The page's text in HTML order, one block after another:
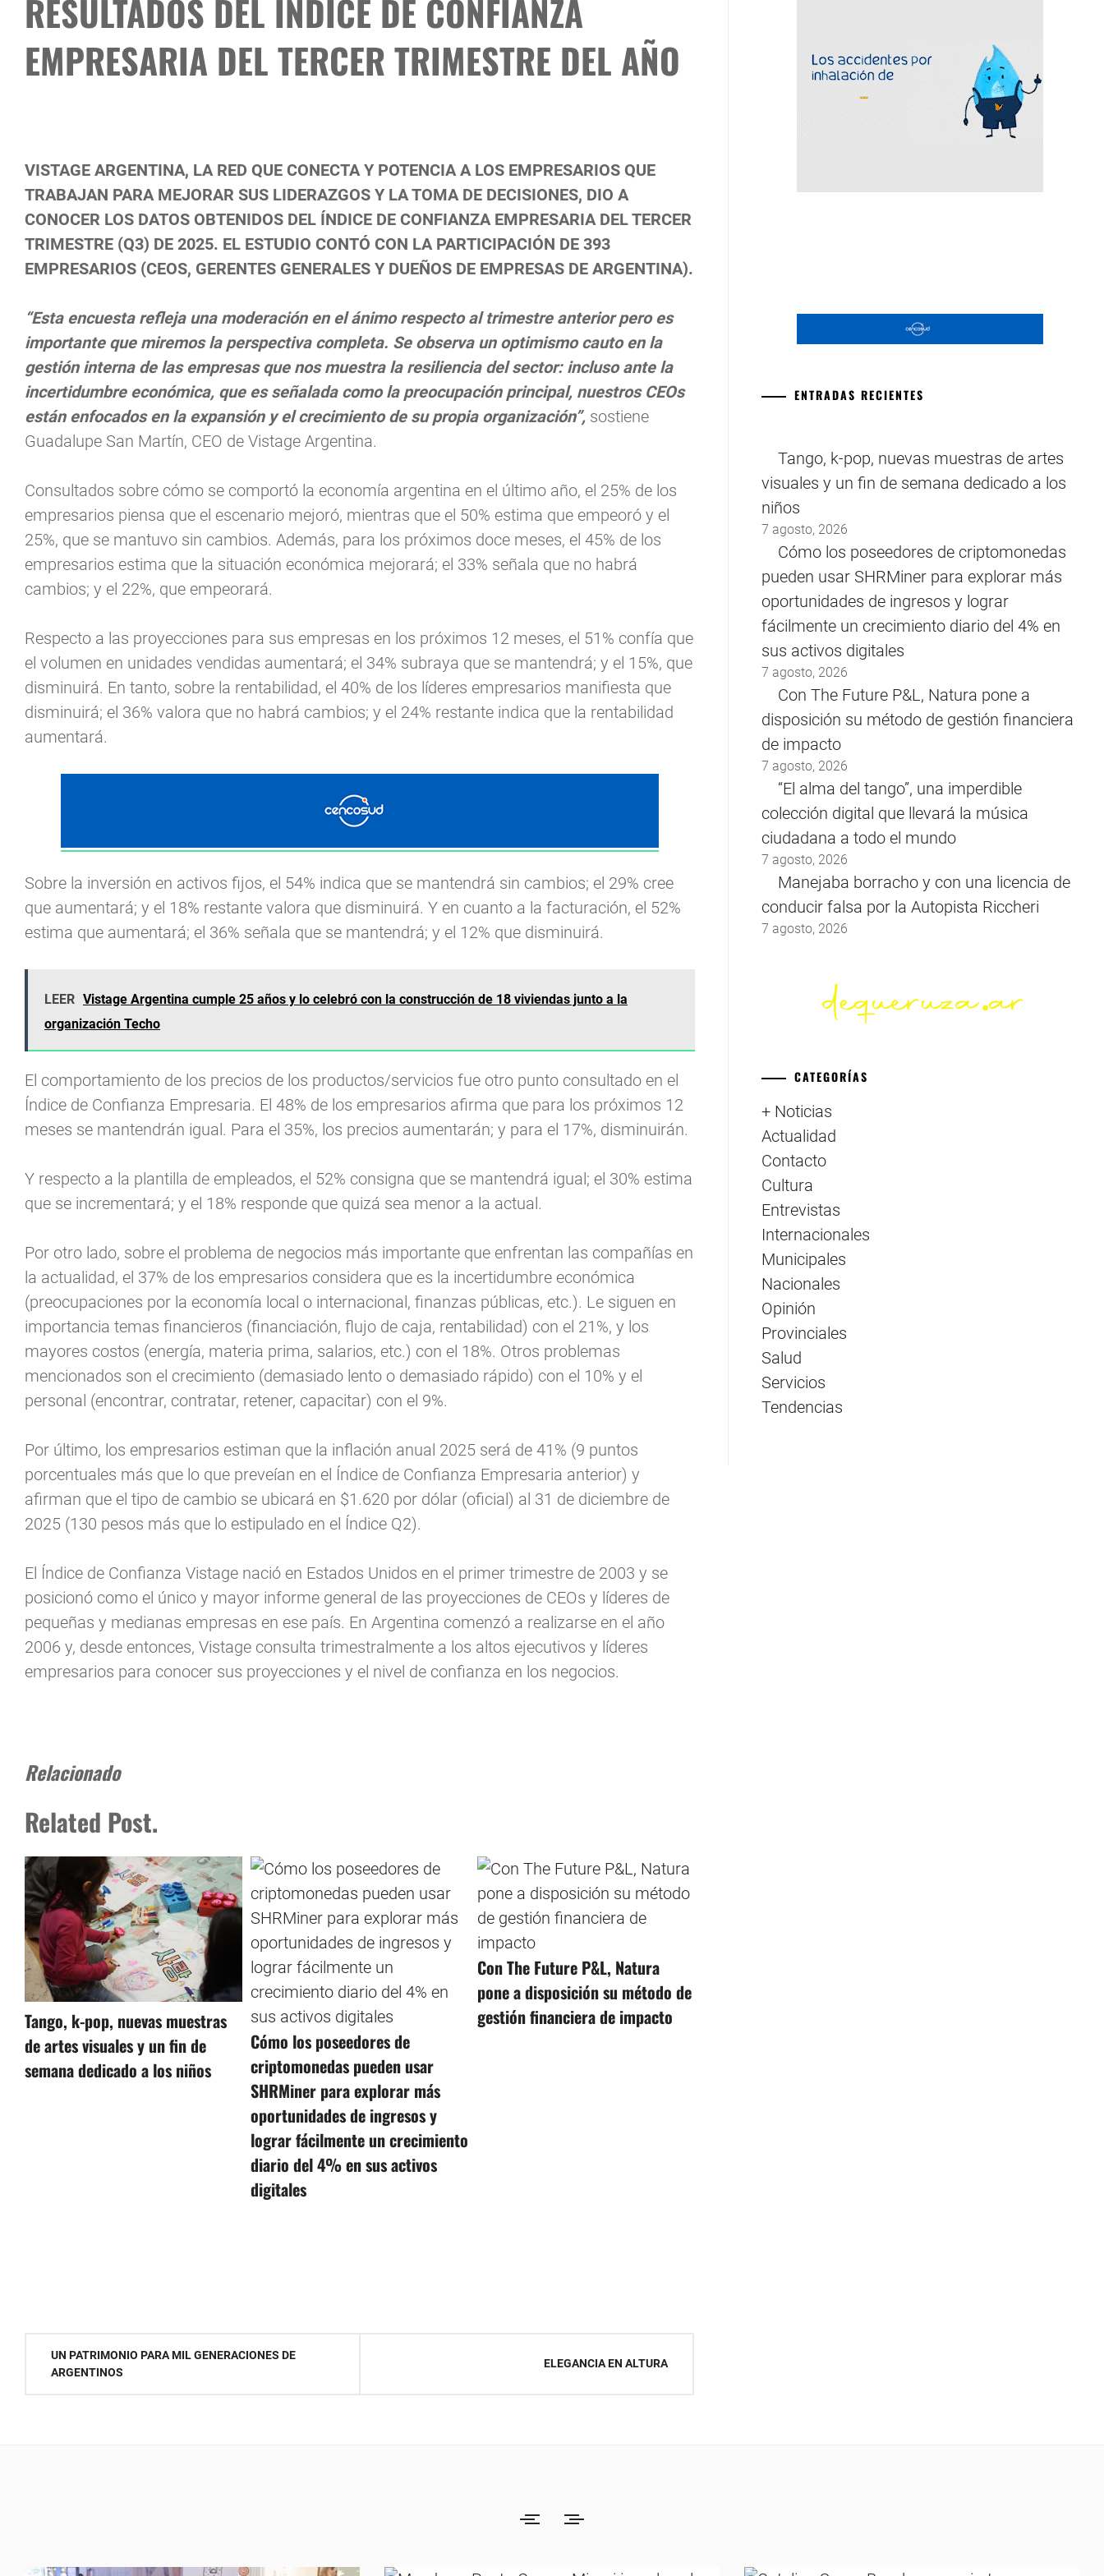
RESULTADOS DEL ÍNDICE DE CONFIANZA
EMPRESARIA DEL TERCER TRIMESTRE DEL AÑO
VISTAGE ARGENTINA, LA RED QUE CONECTA Y POTENCIA A LOS EMPRESARIOS QUE
TRABAJAN PARA MEJORAR SUS LIDERAZGOS Y LA TOMA DE DECISIONES, DIO A
CONOCER LOS DATOS OBTENIDOS DEL ÍNDICE DE CONFIANZA EMPRESARIA DEL TERCER
TRIMESTRE (Q3) DE 2025. EL ESTUDIO CONTÓ CON LA PARTICIPACIÓN DE 393
EMPRESARIOS (CEOS, GERENTES GENERALES Y DUEÑOS DE EMPRESAS DE ARGENTINA).
“Esta encuesta refleja una moderación en el ánimo respecto al trimestre anterior pero es
importante que miremos la perspectiva completa. Se observa un optimismo cauto en la
gestión interna de las empresas que nos muestra la resiliencia del sector: incluso ante la
incertidumbre económica, que es señalada como la preocupación principal, nuestros CEOs
están enfocados en la expansión y el crecimiento de su propia organización”, sostiene
Guadalupe San Martín, CEO de Vistage Argentina.
Consultados sobre cómo se comportó la economía argentina en el último año, el 25% de los
empresarios piensa que el escenario mejoró, mientras que el 50% estima que empeoró y el
25%, que se mantuvo sin cambios. Además, para los próximos doce meses, el 45% de los
empresarios estima que la situación económica mejorará; el 33% señala que no habrá
cambios; y el 22%, que empeorará.
Respecto a las proyecciones para sus empresas en los próximos 12 meses, el 51% confía que
el volumen en unidades vendidas aumentará; el 34% subraya que se mantendrá; y el 15%, que
disminuirá. En tanto, sobre la rentabilidad, el 40% de los líderes empresarios manifiesta que
disminuirá; el 36% valora que no habrá cambios; y el 24% restante indica que la rentabilidad
aumentará.
Sobre la inversión en activos fijos, el 54% indica que se mantendrá sin cambios; el 29% cree
que aumentará; y el 18% restante valora que disminuirá. Y en cuanto a la facturación, el 52%
estima que aumentará; el 36% señala que se mantendrá; y el 12% que disminuirá.
LEER Vistage Argentina cumple 25 años y lo celebró con la construcción de 18 viviendas junto a la
organización Techo
El comportamiento de los precios de los productos/servicios fue otro punto consultado en el
Índice de Confianza Empresaria. El 48% de los empresarios afirma que para los próximos 12
meses se mantendrán igual. Para el 35%, los precios aumentarán; y para el 17%, disminuirán.
Y respecto a la plantilla de empleados, el 52% consigna que se mantendrá igual; el 30% estima
que se incrementará; y el 18% responde que quizá sea menor a la actual.
Por otro lado, sobre el problema de negocios más importante que enfrentan las compañías en
la actualidad, el 37% de los empresarios considera que es la incertidumbre económica
(preocupaciones por la economía local o internacional, finanzas públicas, etc.). Le siguen en
importancia temas financieros (financiación, flujo de caja, rentabilidad) con el 21%, y los
mayores costos (energía, materia prima, salarios, etc.) con el 18%. Otros problemas
mencionados son el crecimiento (demasiado lento o demasiado rápido) con el 10% y el
personal (encontrar, contratar, retener, capacitar) con el 9%.
Por último, los empresarios estiman que la inflación anual 2025 será de 41% (9 puntos
porcentuales más que lo que preveían en el Índice de Confianza Empresaria anterior) y
afirman que el tipo de cambio se ubicará en $1.620 por dólar (oficial) al 31 de diciembre de
2025 (130 pesos más que lo estipulado en el Índice Q2).
El Índice de Confianza Vistage nació en Estados Unidos en el primer trimestre de 2003 y se
posicionó como el único y mayor informe general de las proyecciones de CEOs y líderes de
pequeñas y medianas empresas en ese país. En Argentina comenzó a realizarse en el año
2006 y, desde entonces, Vistage consulta trimestralmente a los altos ejecutivos y líderes
empresarios para conocer sus proyecciones y el nivel de confianza en los negocios.
Relacionado
Related Post.
Tango, k-pop, nuevas muestras
de artes visuales y un fin de
semana dedicado a los niños
Cómo los poseedores de
criptomonedas pueden usar
SHRMiner para explorar más
oportunidades de ingresos y
lograr fácilmente un crecimiento
diario del 4% en sus activos
digitales
Con The Future P&L, Natura
pone a disposición su método de
gestión financiera de impacto
Navegación
UN PATRIMONIO PARA MIL GENERACIONES DE
ARGENTINOS
ELEGANCIA EN ALTURA
ENTRADAS RECIENTES
Tango, k-pop, nuevas muestras de artes
visuales y un fin de semana dedicado a los
niños
7 agosto, 2026
Cómo los poseedores de criptomonedas
pueden usar SHRMiner para explorar más
oportunidades de ingresos y lograr
fácilmente un crecimiento diario del 4% en
sus activos digitales
7 agosto, 2026
Con The Future P&L, Natura pone a
disposición su método de gestión financiera
de impacto
7 agosto, 2026
“El alma del tango”, una imperdible
colección digital que llevará la música
ciudadana a todo el mundo
7 agosto, 2026
Manejaba borracho y con una licencia de
conducir falsa por la Autopista Riccheri
7 agosto, 2026
CATEGORÍAS
+ Noticias
Actualidad
Contacto
Cultura
Entrevistas
Internacionales
Municipales
Nacionales
Opinión
Provinciales
Salud
Servicios
Tendencias